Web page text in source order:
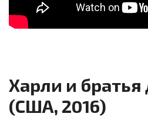
Харли и братья
(США, 2016)